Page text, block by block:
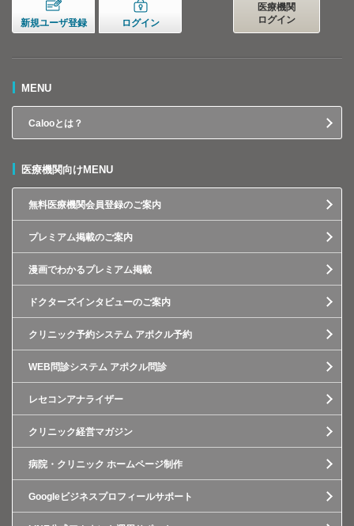
新規ユーザ登録 ログイン
医療機関
ログイン
MENU
Calooとは？
医療機関向けMENU
無料医療機関会員登録のご案内
プレミアム掲載のご案内
漫画でわかるプレミアム掲載
ドクターズインタビューのご案内
クリニック予約システム アポクル予約
WEB問診システム アポクル問診
レセコンアナライザー
クリニック経営マガジン
病院・クリニック ホームページ制作
Googleビジネスプロフィールサポート